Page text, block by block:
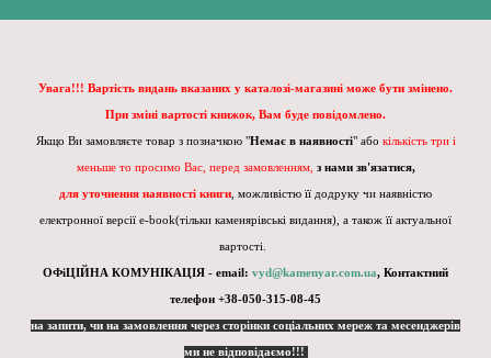
Увага!!! Вартість видань вказаних у каталозі-магазині може бути змінено.
При зміні вартості книжок, Вам буде повідомлено.
Якщо Ви замовляєте товар з позначкою "Немає в наявності" або кількість три і
меньше то просимо Вас, перед замовленням, з нами зв'язатися,
для уточнення наявності книги , можливістю її додруку чи наявністю
електронної версії e-book(тільки каменярівські видання), а також її актуальної
вартості.
ОФіЦІЙНА КОМУНІКАЦІЯ - email: vyd@kamenyar.com.ua, Контактний
телефон +38-050-315-08-45
на запити, чи на замовлення через сторінки соціальних мереж та месенджерів
ми не відповідаємо!!!